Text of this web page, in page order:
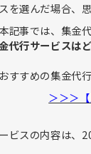
を選んだ場合、
記事では、集金
代行サービスは
すすめの集金代
＞＞＞
ビスの内容は、